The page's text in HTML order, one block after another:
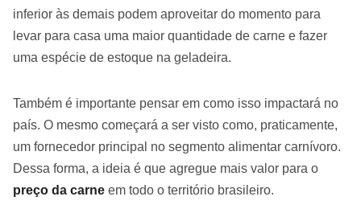
inferior às demais podem aproveitar do momento para
levar para casa uma maior quantidade de carne e fazer
uma espécie de estoque na geladeira.
Também é importante pensar em como isso impactará no
país. O mesmo começará a ser visto como, praticamente,
um fornecedor principal no segmento alimentar carnívoro.
Dessa forma, a ideia é que agregue mais valor para o
preço da carne em todo o território brasileiro.